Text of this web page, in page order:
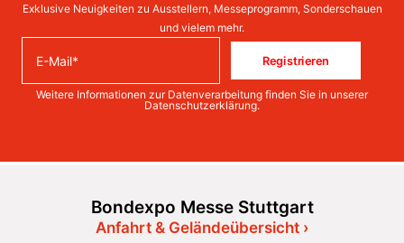
Exklusive Neuigkeiten zu Ausstellern, Messeprogramm, Sonderschauen
und vielem mehr.
Registrieren
Weitere Informationen zur Datenverarbeitung finden Sie in unserer
Datenschutzerklärung.
Bondexpo Messe Stuttgart
Anfahrt & Geländeübersicht ›